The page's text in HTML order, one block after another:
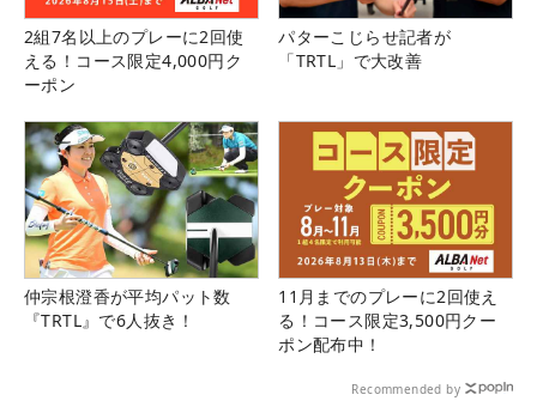
2組7名以上のプレーに2回使
える！コース限定4,000円ク
ーポン
パターこじらせ記者が
「TRTL」で大改善
仲宗根澄香が平均パット数
『TRTL』で6人抜き！
11月までのプレーに2回使え
る！コース限定3,500円クー
ポン配布中！
Recommended by